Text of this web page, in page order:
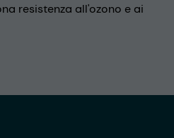
resistenza all'ozono e ai